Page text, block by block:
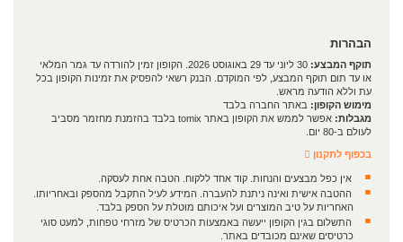
הבהרות
תוקף המבצע:
30 ליוני עד 29 באוגוסט 2026. הקופון זמין להורדה עד גמר המלאי
או עד תום תוקף המבצע, לפי המוקדם. הבנק רשאי להפסיק את זמינות הקופון בכל
עת וללא הודעה מראש.
מימוש הקופון: באתר החברה בלבד
מגבלות:
אפשר לממש את הקופון באתר tomix בלבד בהזמנת מחזמר מסביב
לעולם ב-80 יום.
בכפוף לתקנון
אין כפל מבצעים והנחות. קוד אחד ללקוח. הטבה אחת לעסקה.
ההטבה אישית ואינה ניתנת להעברה. המידע לעיל התקבל מהספק ובאחריותו.
האחריות על טיב המוצרים ועל איכותם מוטלת על הספק בלבד.
התשלום בגין הקופון ייעשה באמצעות הכרטיס של מזרחי טפחות, למעט סוגי
כרטיסים שאינם מכובדים באתר.